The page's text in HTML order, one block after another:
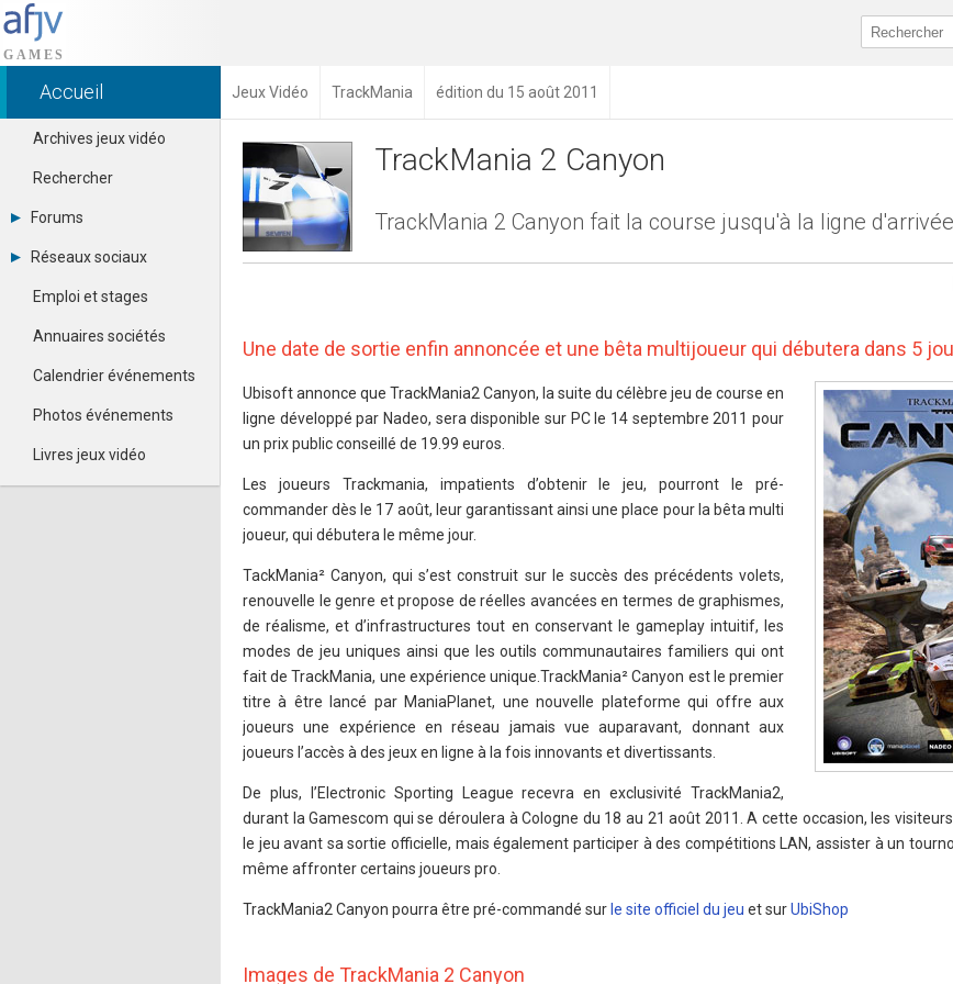
Accueil Jeux Vidéo TrackMania édition du 15 août 2011
Archives jeux vidéo
Rechercher
Forums
Tous les forums
Se connecter
Contacter un modérateur
Réseaux sociaux
Dailymotion
Facebook
Google+
Pinterest
Youtube
Emploi et stages
Annuaires sociétés
Calendrier événements
Photos événements
Livres jeux vidéo
TrackMania 2 Canyon
TrackMania 2 Canyon fait la course jusqu'à la ligne d'arrivée
Une date de sortie enfin annoncée et une bêta multijoueur qui débutera dans 5
Ubisoft annonce que TrackMania2 Canyon, la suite du célèbre jeu de course en
ligne développé par Nadeo, sera disponible sur PC le 14 septembre 2011 pour
un prix public conseillé de 19.99 euros.
Les joueurs Trackmania, impatients d’obtenir le jeu, pourront le pré-
commander dès le 17 août, leur garantissant ainsi une place pour la bêta multi
joueur, qui débutera le même jour.
TackMania² Canyon, qui s’est construit sur le succès des précédents volets,
renouvelle le genre et propose de réelles avancées en termes de graphismes,
de réalisme, et d’infrastructures tout en conservant le gameplay intuitif, les
modes de jeu uniques ainsi que les outils communautaires familiers qui ont
fait de TrackMania, une expérience unique.TrackMania² Canyon est le premier
titre à être lancé par ManiaPlanet, une nouvelle plateforme qui offre aux
joueurs une expérience en réseau jamais vue auparavant, donnant aux
joueurs l’accès à des jeux en ligne à la fois innovants et divertissants.
De plus, l’Electronic Sporting League recevra en exclusivité TrackMania2,
durant la Gamescom qui se déroulera à Cologne du 18 au 21 août 2011. A cette occasion, les
le jeu avant sa sortie officielle, mais également participer à des compétitions LAN, assister à un
même affronter certains joueurs pro.
TrackMania2 Canyon pourra être pré-commandé sur le site officiel du jeu et surUbiShop
Images de TrackMania 2 Canyon